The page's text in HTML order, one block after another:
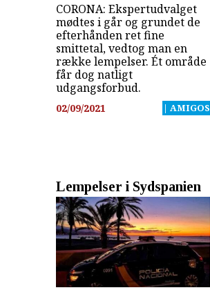
CORONA: Ekspertudvalget
mødtes i går og grundet de
efterhånden ret fine
smittetal, vedtog man en
række lempelser. Ét område
får dog natligt
udgangsforbud.
02/09/2021 | AMIGOS
Lempelser i Sydspanien